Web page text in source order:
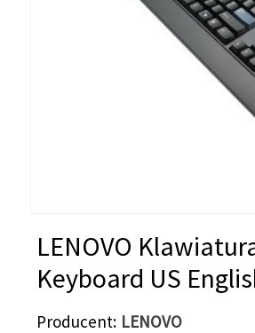
LENOVO
Keyboard US
Producent LENOVO